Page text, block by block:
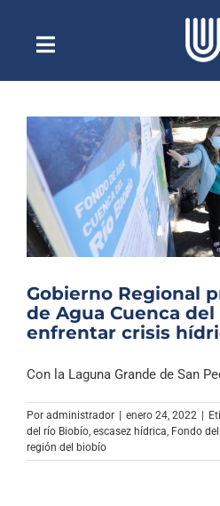
contenidoToggle
NavigationEscuchar Radio
Quiénes
Música
Archivo
Gobierno Regional
de Agua Cuenca
enfrentar crisis
Con la Laguna Grande de San
Por administrador | enero 24, 2022 |
del río Biobío escasez hídrica Fondo
región del biobío